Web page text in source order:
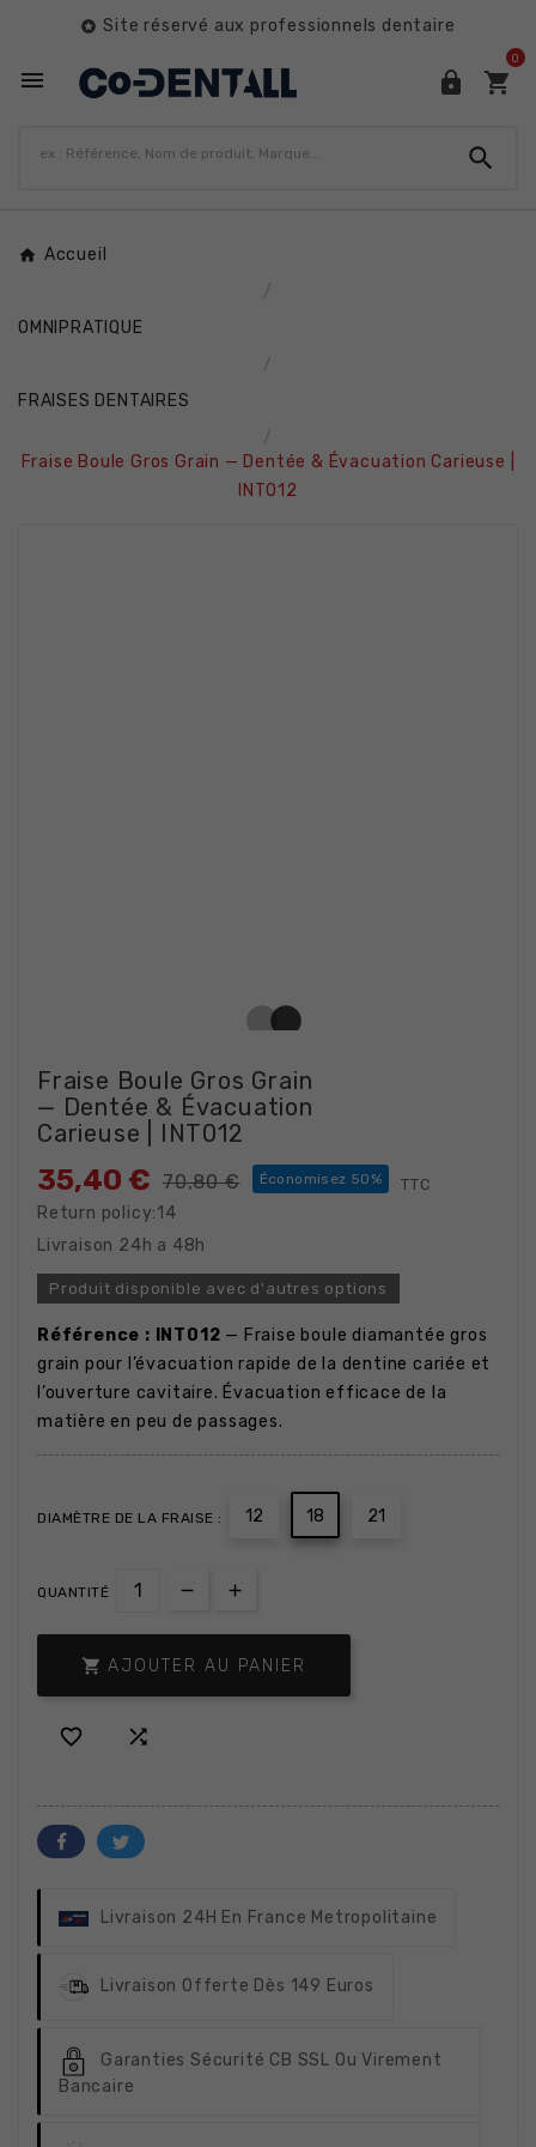
 Site réservé aux professionnels dentaire
  
0

Accueil
OMNIPRATIQUE
FRAISES DENTAIRES
Fraise Boule Gros Grain — Dentée & Évacuation Carieuse |
INT012
Fraise Boule Gros Grain
— Dentée & Évacuation
Carieuse | INT012
35,40 € 70,80 € Économisez 50% TTC
Return policy:14
Livraison 24h a 48h
Produit disponible avec d'autres options
Référence : INT012 — Fraise boule diamantée gros
grain pour l’évacuation rapide de la dentine cariée et
l’ouverture cavitaire. Évacuation efficace de la
matière en peu de passages.
DIAMÈTRE DE LA FRAISE : 12 18 21
QUANTITÉ
 AJOUTER AU PANIER
 
Livraison 24H En France Metropolitaine
Livraison Offerte Dès 149 Euros
Garanties Sécurité CB SSL Ou Virement
Bancaire